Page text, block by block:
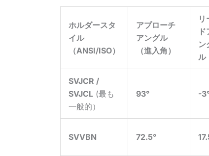
ホルダースタ
イル
（ANSI/ISO）
アプローチ
アングル
（進入角）
リ
ド
ン
ル
SVJCR /
SVJCL (最も
一般的）
93° -
SVVBN 72.5°